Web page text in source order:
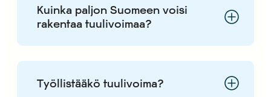
Kuinka paljon Suomeen voisi
rakentaa tuulivoimaa?
Työllistääkö tuulivoima?